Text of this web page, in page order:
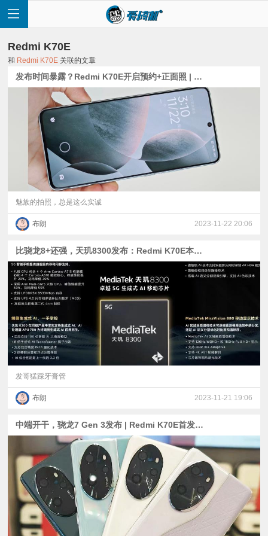
讯
评
测
视
频
科
普
验
题
Redmi K70E
和 Redmi K70E 关联的文章
发布时间暴露？Redmi K70E开启预约+正面照 | 魅族21样张放出+安卓最大马达 | 真我官宣IMX890长焦
魅族的拍照，总是这么实诚
布朗 2023-11-22 20:06
比骁龙8+还强，天玑8300发布：Redmi K70E本月首发 | 澎湃OS BL解锁的等级限制遭破解
发哥猛踩牙膏管
布朗 2023-11-21 19:06
中端开干，骁龙7 Gen 3发布 | Redmi K70E首发？天玑8300跑分出炉 | 荣耀100系列真机现身